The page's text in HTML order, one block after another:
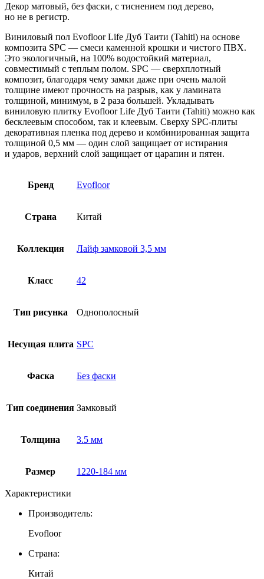
Декор матовый, без фаски, с тиснением под дерево,
но не в регистр.
Виниловый пол Evofloor Life Дуб Таити (Tahiti) на основе
композита SPC — смеси каменной крошки и чистого ПВХ.
Это экологичный, на 100% водостойкий материал,
совместимый с теплым полом. SPC — сверхплотный
композит, благодаря чему замки даже при очень малой
толщине имеют прочность на разрыв, как у ламината
толщиной, минимум, в 2 раза большей. Укладывать
виниловую плитку Evofloor Life Дуб Таити (Tahiti) можно как
бесклеевым способом, так и клеевым. Сверху SPC-плиты
декоративная пленка под дерево и комбинированная защита
толщиной 0,5 мм — один слой защищает от истирания
и ударов, верхний слой защищает от царапин и пятен.
Бренд Evofloor
Страна Китай
Коллекция Лайф замковой 3,5 мм
Класс 42
Тип рисунка Однополосный
Несущая плита SPC
Фаска Без фаски
Тип соединения Замковый
Толщина 3.5 мм
Размер 1220-184 мм
Характеристики
Производитель:
Evofloor
Страна:
Китай